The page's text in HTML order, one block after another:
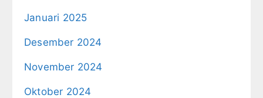
Januari 2025
Desember 2024
November 2024
Oktober 2024